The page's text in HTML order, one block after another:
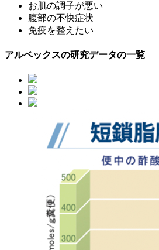
お肌の調子が悪い
腹部の不快症状
免疫を整えたい
アルベックスの研究データの一覧